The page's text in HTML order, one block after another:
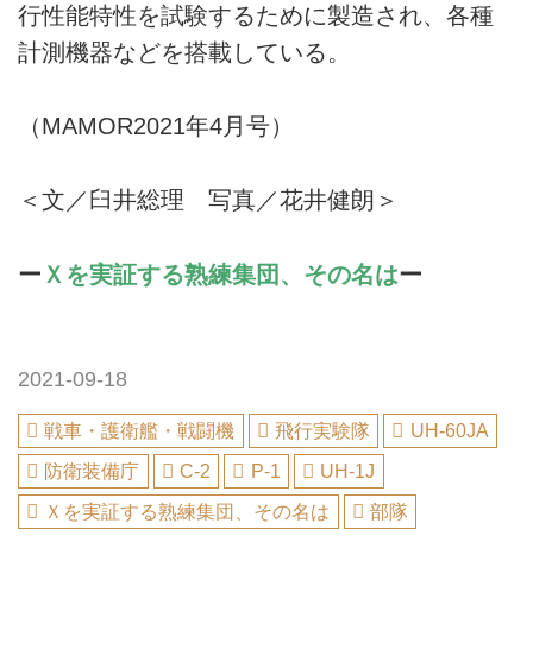
行性能特性を試験するために製造され、各種
計測機器などを搭載している。
（MAMOR2021年4月号）
＜文／臼井総理 写真／花井健朗＞
ー Ｘを実証する熟練集団、その名はー
2021-09-18
戦車・護衛艦・戦闘機 飛行実験隊
UH-60JA
防衛装備庁
C-2 P-1
UH-1J
Ｘを実証する熟練集団、その名は
部隊